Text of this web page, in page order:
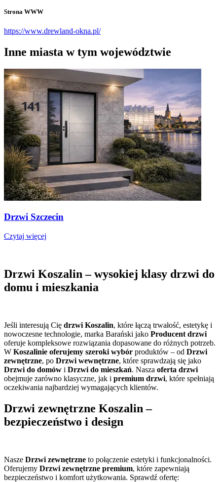
Strona WWW
https://www.drewland-okna.pl/
Inne miasta w tym województwie
Drzwi Szczecin
Czytaj więcej
Drzwi Koszalin – wysokiej klasy drzwi do
domu i mieszkania
Jeśli interesują Cię drzwi Koszalin, które łączą trwałość, estetykę i
nowoczesne technologie, marka Barański jako Producent drzwi
oferuje kompleksowe rozwiązania dopasowane do różnych potrzeb.
W Koszalinie oferujemy szeroki wybór produktów – od Drzwi
zewnętrzne, po Drzwi wewnętrzne, które sprawdzają się jako
Drzwi do domów i Drzwi do mieszkań. Nasza oferta drzwi
obejmuje zarówno klasyczne, jak i premium drzwi, które spełniają
oczekiwania najbardziej wymagających klientów.
Drzwi zewnętrzne Koszalin –
bezpieczeństwo i design
Nasze Drzwi zewnętrzne to połączenie estetyki i funkcjonalności.
Oferujemy Drzwi zewnętrzne premium, które zapewniają
bezpieczeństwo i komfort użytkowania. Sprawdź ofertę: